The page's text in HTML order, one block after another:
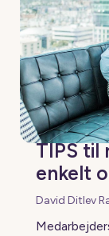
TIPS til
enkelt
David Ditlev